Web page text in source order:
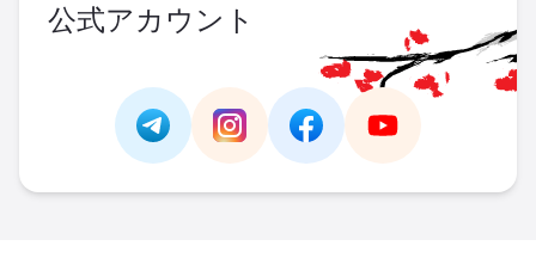
公式アカウント
Link - https://t.me/https://
Link -